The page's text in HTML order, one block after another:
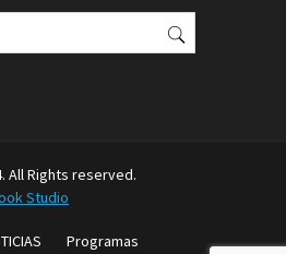
All Rights reserved.
Studio
Programas